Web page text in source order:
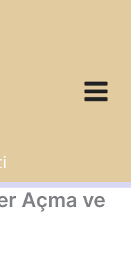
Açma ve